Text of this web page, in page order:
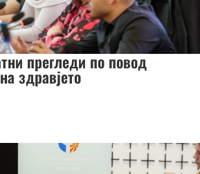
прегледи по повод
здравјето